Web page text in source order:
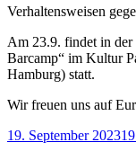
Verhaltensweisen
Am 23.9. findet in
Barcamp“ im Kultur
Hamburg) statt.
Wirfreuen uns auf
Veröffentlicht
19. September 2023